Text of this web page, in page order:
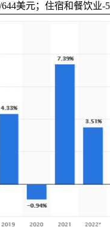
/644美元；住宿和餐饮业-